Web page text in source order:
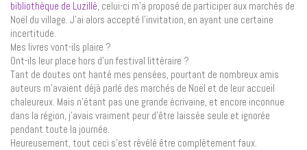
bibliothèque de Luzillé, celui-ci m’a proposé de participer aux marchés de
Noël du village. J’ai alors accepté l’invitation, en ayant une certaine
incertitude.
Mes livres vont-ils plaire ?
Ont-ils leur place hors d’un festival littéraire ?
Tant de doutes ont hanté mes pensées, pourtant de nombreux amis
auteurs m’avaient déjà parlé des marchés de Noël et de leur accueil
chaleureux. Mais n’étant pas une grande écrivaine, et encore inconnue
dans la région, j’avais vraiment peur d’être laissée seule et ignorée
pendant toute la journée.
Heureusement, tout ceci s’est révélé être complètement faux.